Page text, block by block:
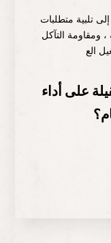
تلبية متطلبات
، ومقاومة التآكل
على أداء